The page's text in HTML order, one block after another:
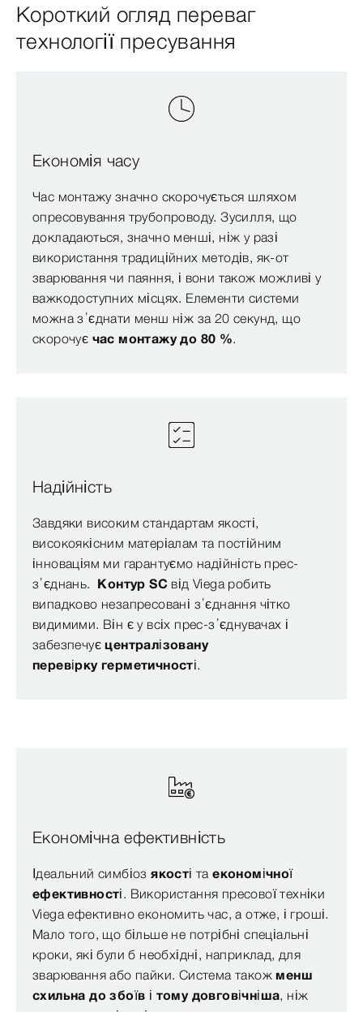
Короткий огляд переваг
технології пресування
Економія часу
Час монтажу значно скорочується шляхом
опресовування трубопроводу. Зусилля, що
докладаються, значно менші, ніж у разі
використання традиційних методів, як-от
зварювання чи паяння, і вони також можливі у
важкодоступних місцях. Елементи системи
можна з’єднати менш ніж за 20 секунд, що
скорочує час монтажу до 80 %.
Надійність
Завдяки високим стандартам якості,
високоякісним матеріалам та постійним
інноваціям ми гарантуємо надійність прес-
з’єднань. Контур SC від Viega робить
випадково незапресовані з’єднання чітко
видимими. Він є у всіх прес-з’єднувачах і
забезпечуєцентралізовану
перевірку герметичності.
Економічна ефективність
Ідеальний симбіозякості таекономічної
ефективності. Використання пресової техніки
Viega ефективно економить час, а отже, і гроші.
Мало того, що більше не потрібні спеціальні
кроки, які були б необхідні, наприклад, для
зварювання або пайки. Система такожменш
схильна до збоїв і тому довговічніша, ніж